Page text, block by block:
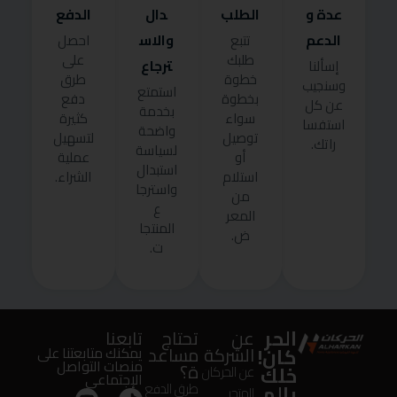
عدة و
الدعم
إسألنا
وسنجيب
عن كل
استفسا
راتك.
الطلب
تتبع
طلبك
خطوة
بخطوة
سواء
توصيل
أو
استلام
من
المعر
ض.
دال
والاس
ترجاع
استمتع
بخدمة
واضحة
لسياسة
استبدال
واسترجا
ع
المنتجا
ت.
الدفع
احصل
على
طرق
دفع
كثيرة
لتسهيل
عملية
الشراء.
الحر
كان!
خلك
عن
الشركة
عن الحركان
تحتاج
مساعد
ة؟
طرق الدفع
تابعنا
يمكنك متابعتنا على
منصات التواصل
الإجتماعى